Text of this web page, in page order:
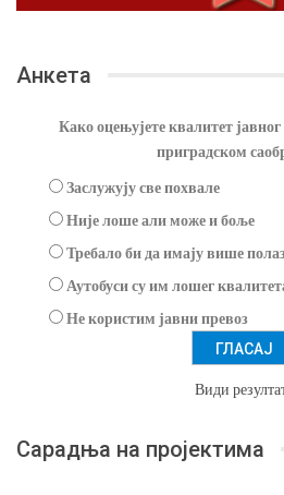
Анкета
Како оцењујете квалитет
приградском
Заслужују све похвале
Није лоше али може и боље
Требало би да имају више
Аутобуси су им лошег
Не користим јавни превоз
Види
Сарадња на пројектима